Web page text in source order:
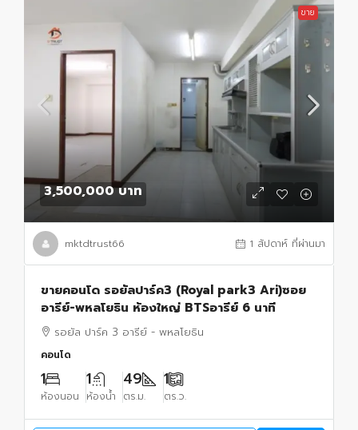
ขาย
3,500,000 บาท
mktdtrust66 1 สัปดาห์ ที่ผ่านมา
ขายคอนโด รอยัลปาร์ค3 (Royal park3 Ari)ซอย
อารีย์-พหลโยธิน ห้องใหญ่ BTSอารีย์ 6 นาที
รอยัล ปาร์ค 3 อารีย์ - พหลโยธิน
คอนโด
1
ห้องนอน
1
ห้องน้ำ
49
ตร.ม.
1
ตร.ว.